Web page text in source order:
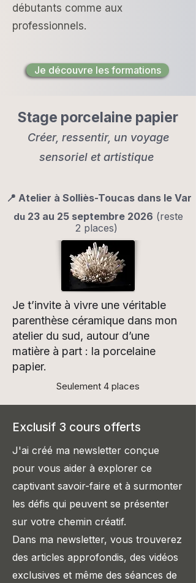
débutants comme aux
professionnels.
Je découvre les formations
Stage porcelaine papier
Créer, ressentir, un voyage
sensoriel et artistique
📍 Atelier à Solliès-Toucas dans le Var
du 23 au 25 septembre 2026 (reste
2 places) ​​
Je t’invite à vivre une véritable
parenthèse céramique dans mon
atelier du sud, autour d’une
matière à part : la porcelaine
papier.
Seulement 4 places
Exclusif 3 cours offerts
J'ai créé ma newsletter conçue
pour vous aider à explorer ce
captivant savoir-faire et à surmonter
les défis qui peuvent se présenter
sur votre chemin créatif.
Dans ma newsletter, vous trouverez
des articles approfondis, des vidéos
exclusives et même des séances de